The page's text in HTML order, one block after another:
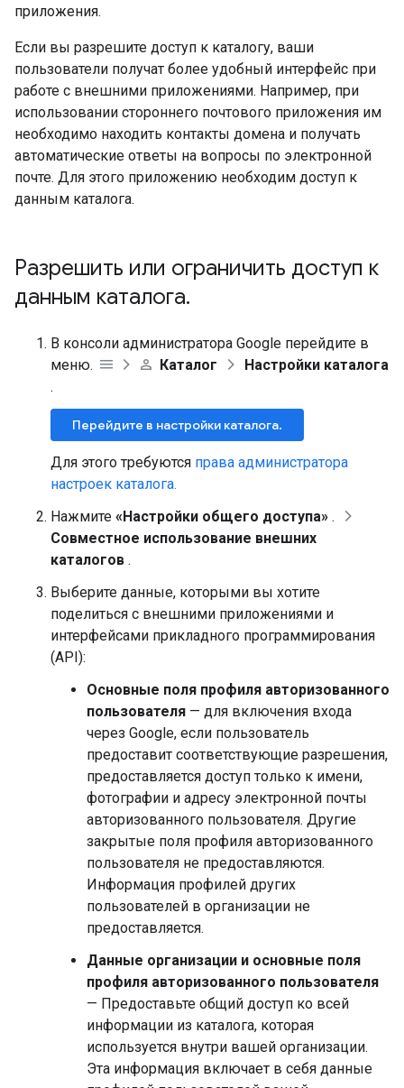
приложения.
Если вы разрешите доступ к каталогу, ваши
пользователи получат более удобный интерфейс при
работе с внешними приложениями. Например, при
использовании стороннего почтового приложения им
необходимо находить контакты домена и получать
автоматические ответы на вопросы по электронной
почте. Для этого приложению необходим доступ к
данным каталога.
Разрешить или ограничить доступ к
данным каталога.
В консоли администратора Google перейдите в
меню.
Каталог
Настройки каталога
.
Перейдите в настройки каталога.
Для этого требуются права администратора
настроек каталога.
Нажмите «Настройки общего доступа» .
Совместное использование внешних
каталогов .
Выберите данные, которыми вы хотите
поделиться с внешними приложениями и
интерфейсами прикладного программирования
(API):
Основные поля профиля авторизованного
пользователя — для включения входа
через Google, если пользователь
предоставит соответствующие разрешения,
предоставляется доступ только к имени,
фотографии и адресу электронной почты
авторизованного пользователя. Другие
закрытые поля профиля авторизованного
пользователя не предоставляются.
Информация профилей других
пользователей в организации не
предоставляется.
Данные организации и основные поля
профиля авторизованного пользователя
— Предоставьте общий доступ ко всей
информации из каталога, которая
используется внутри вашей организации.
Эта информация включает в себя данные